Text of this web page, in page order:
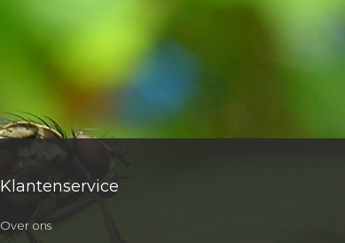
Klantenservice
Over ons